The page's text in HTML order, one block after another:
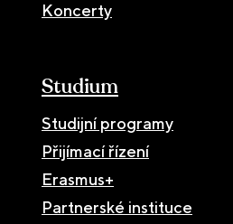
Koncerty
Studium
Studijní programy
Přijímací řízení
Erasmus+
Partnerské instituce